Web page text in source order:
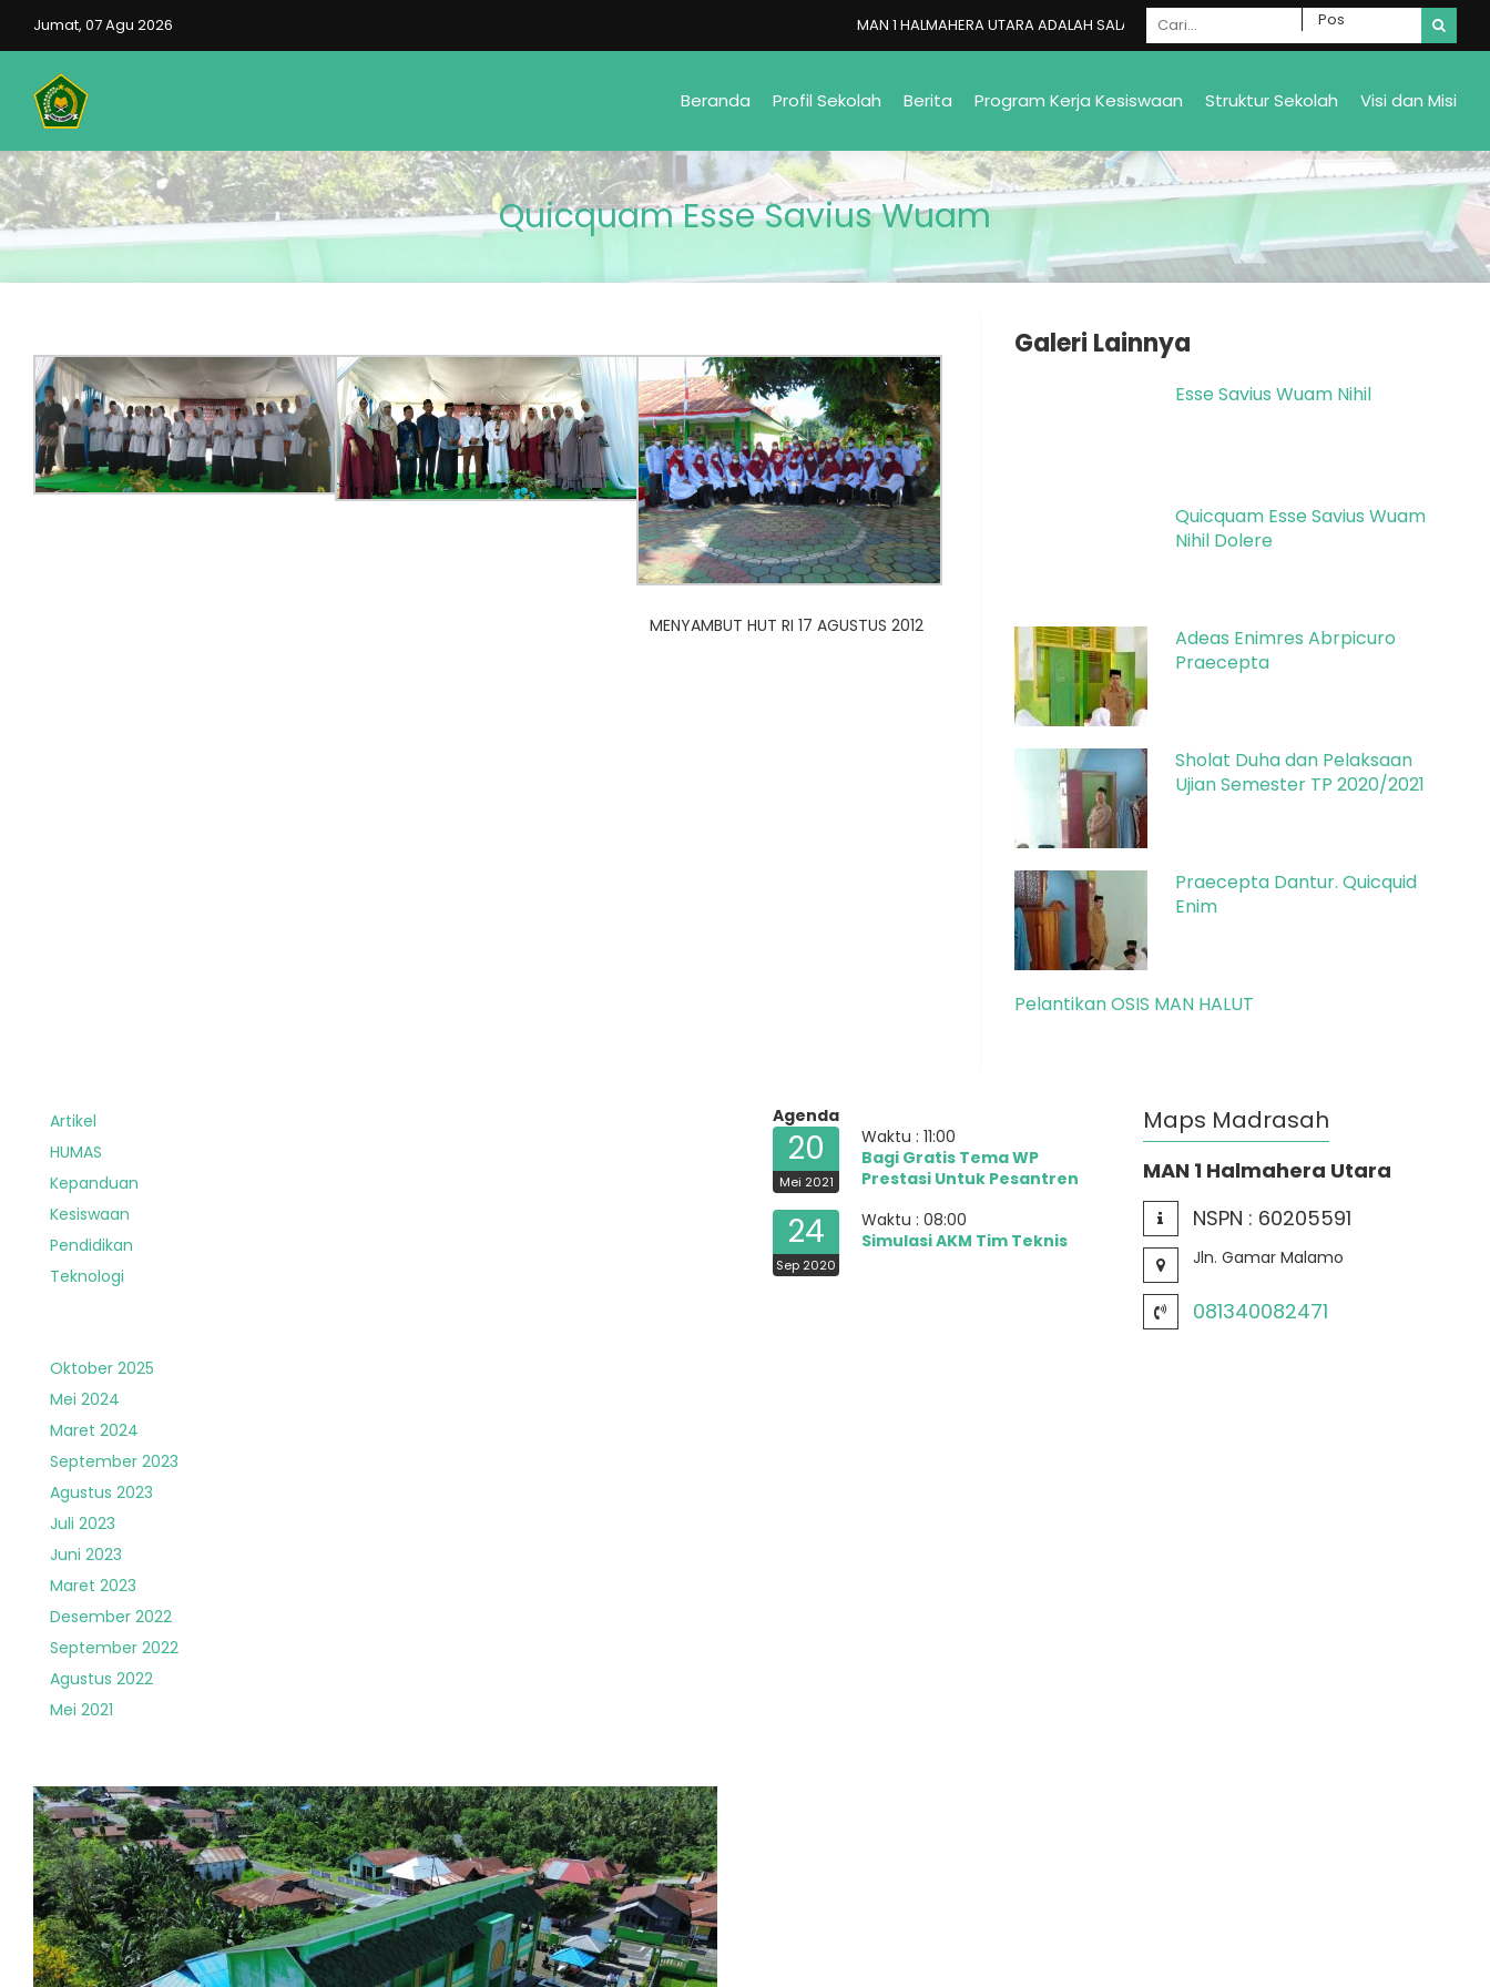
Jumat, 07 Agu 2026 MAN 1 HALMAHERA UTARA ADALAH SALAH SATU MADRASAH NEGERI YANG ADA DI GALELA
Beranda Profil Sekolah Berita Program Kerja Kesiswaan Struktur Sekolah Visi dan Misi
Quicquam Esse Savius Wuam
MENYAMBUT HUT RI 17 AGUSTUS 2012
Galeri Lainnya
Esse Savius Wuam Nihil
Quicquam Esse Savius Wuam
Nihil Dolere
Adeas Enimres Abrpicuro
Praecepta
Sholat Duha dan Pelaksaan
Ujian Semester TP 2020/2021
Praecepta Dantur. Quicquid
Enim
Pelantikan OSIS MAN HALUT
Artikel
HUMAS
Kepanduan
Kesiswaan
Pendidikan
Teknologi
Oktober 2025
Mei 2024
Maret 2024
September 2023
Agustus 2023
Juli 2023
Juni 2023
Maret 2023
Desember 2022
September 2022
Agustus 2022
Mei 2021
Agenda
20
Mei 2021
Waktu : 11:00
Bagi Gratis Tema WP
Prestasi Untuk Pesantren
24
Sep 2020
Waktu : 08:00
Simulasi AKM Tim Teknis
Maps Madrasah
MAN 1 Halmahera Utara
NSPN : 60205591
Jln. Gamar Malamo
081340082471